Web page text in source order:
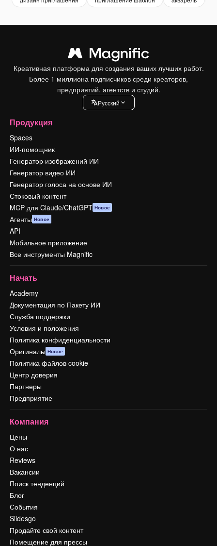
Креативная платформа для создания ваших лучших работ.
Более 1 миллиона подписчиков среди креаторов,
предприятий, агентств и студий.
Pусский
Продукция
Spaces
ИИ-помощник
Генератор изображений ИИ
Генератор видео ИИ
Генератор голоса на основе ИИ
Стоковый контент
MCP для Claude/ChatGPT Новое
Агенты Новое
API
Мобильное приложение
Все инструменты Magnific
Начать
Academy
Документация по Пакету ИИ
Служба поддержки
Условия и положения
Политика конфиденциальности
Оригиналы Новое
Политика файлов cookie
Центр доверия
Партнеры
Предприятие
Компания
Цены
О нас
Reviews
Вакансии
Поиск тенденций
Блог
События
Slidesgo
Продайте свой контент
Помещение для прессы